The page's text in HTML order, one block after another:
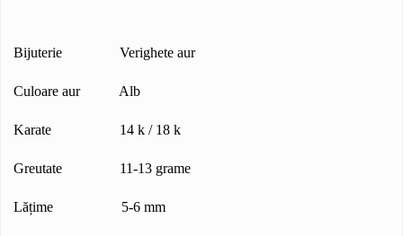
Bijuterie Verighete aur
Culoare aur Alb
Karate 14 k / 18 k
Greutate 11-13 grame
Lățime 5-6 mm